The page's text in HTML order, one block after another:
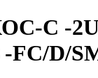
С -
FC/D/